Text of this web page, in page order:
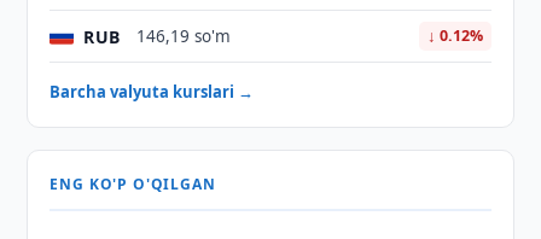
RUB 146,19 so'm ↓ 0.12%
Barcha valyuta kurslari →
ENG KO'P O'QILGAN